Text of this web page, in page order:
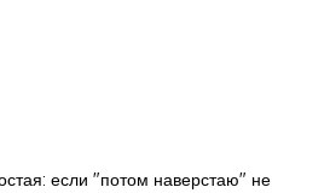
если "потом наверстаю" не